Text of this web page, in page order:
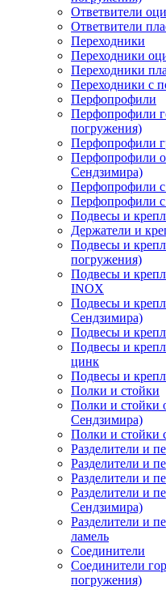
Ответвители
Ответвители
Переходники
Переходники
Переходники
Переходники с
Перфопрофили
Перфопрофили
погружения)
Перфопрофили
Перфопрофили
Сендзимира)
Перфопрофили
Перфопрофили
Подвесы и
Держатели и
Подвесы и
погружения)
Подвесы и
INOX
Подвесы и
Сендзимира)
Подвесы и
Подвесы и
цинк
Подвесы и
Полки и стойки
Полки и стойки
Сендзимира)
Полки и стойки
Разделители и
Разделители и
Разделители и
Разделители и
Сендзимира)
Разделители и
ламель
Соединители
Соединители
погружения)